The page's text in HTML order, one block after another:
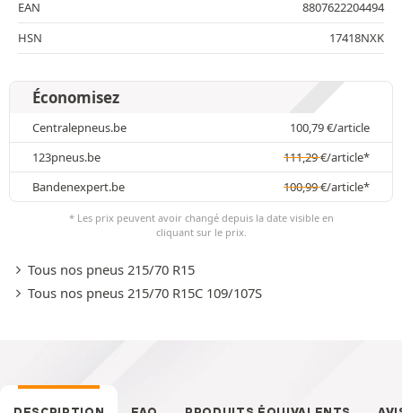
EAN
8807622204494
HSN
17418NXK
Économisez
Centralepneus.be 100,79€/article
123pneus.be
111,29€/article*
Bandenexpert.be
100,99€/article*
* Les prix peuvent avoir changé depuis la date visible en
cliquant sur le prix.
Tous nos pneus 215/70 R15
Tous nos pneus 215/70 R15C 109/107S